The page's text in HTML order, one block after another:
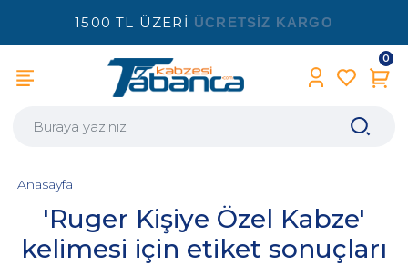
1500 TL ÜZERİ ÜCRETSİZ KARGO
0
'Ruger Kişiye Özel Kabze'
kelimesi için etiket sonuçları
Anasayfa